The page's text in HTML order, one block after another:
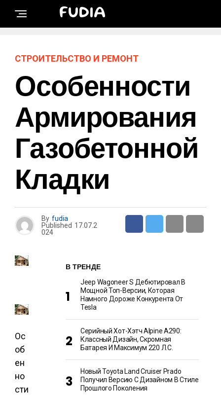
FUDIA
СТРОИТЕЛЬСТВО И РЕМОНТ
Особенности
Армирования
Газобетонной
Кладки
By fudia
Published 17.07.2
024
Ос
об
ен
но
сти
В ТРЕНДЕ
Jeep Wagoneer S Дебютировал В
Мощной Топ-Версии, Которая
Намного Дороже Конкурента От
Tesla
Серийный Хот-Хэтч Alpine A290:
Классный Дизайн, Скромная
Батарея И Максимум 220 Л.с.
Новый Toyota Land Cruiser Prado
Получил Версию С Дизайном В Стиле
Прошлого Поколения